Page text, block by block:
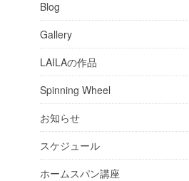
Blog
Gallery
LAILAの作品
Spinning Wheel
お知らせ
スケジュール
ホームスパン講座